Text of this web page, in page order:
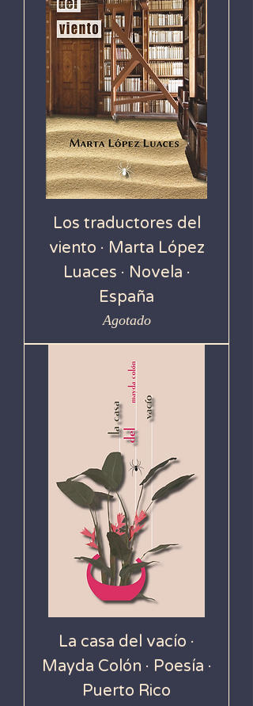
Los traductores del
viento · Marta López
Luaces · Novela ·
España
Agotado
La casa del vacío ·
Mayda Colón · Poesía ·
Puerto Rico